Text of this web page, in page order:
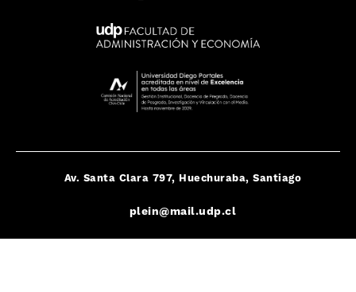
Av. Santa Clara 797, Huechuraba, Santiago
plein@mail.udp.cl